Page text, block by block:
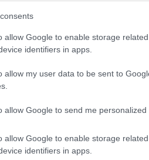
allow Google to enable storage
identifiers in apps.
allow my user data to be sent to
allow Google to send me personalized
allow Google to enable storage
identifiers in apps.
közlemény kiadása után
elkezdett lelkesen
(Azt is közölte, hogy a
nem a belépést. A
lesz a helyes
mehet be a terembe,
ez szerepel is a
jogszerűtlen, mert
jogosítványai ehhez.